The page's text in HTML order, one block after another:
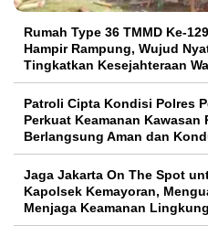
Rumah Type 36 TMMD Ke-
Hampir Rampung, Wujud
Tingkatkan Kesejahteraan
Patroli Cipta Kondisi Polres
Perkuat Keamanan Kawasan
Berlangsung Aman dan
Jaga Jakarta On The Spot
Kapolsek Kemayoran,
Menjaga Keamanan